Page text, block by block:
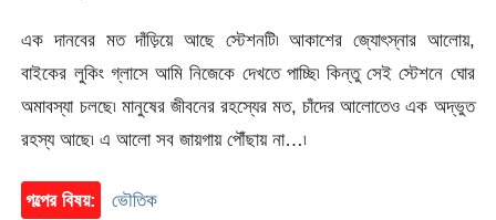
এক দানবের মত দাঁড়িয়ে আছে স্টেশনটি৷ আকাশের জ্যােৎস্নার আলোয়,
বাইকের লুকিং গ্লাসে আমি নিজেকে দেখতে পাচ্ছি৷ কিন্তু সেই স্টেশনে ঘোর
অমাবস্যা চলছে৷ মানুষের জীবনের রহস্যের মত, চাঁদের আলোতেও এক অদ্ভুত
রহস্য আছে৷ এ আলো সব জায়গায় পৌঁছায় না…৷
গল্পের বিষয়: ভৌতিক